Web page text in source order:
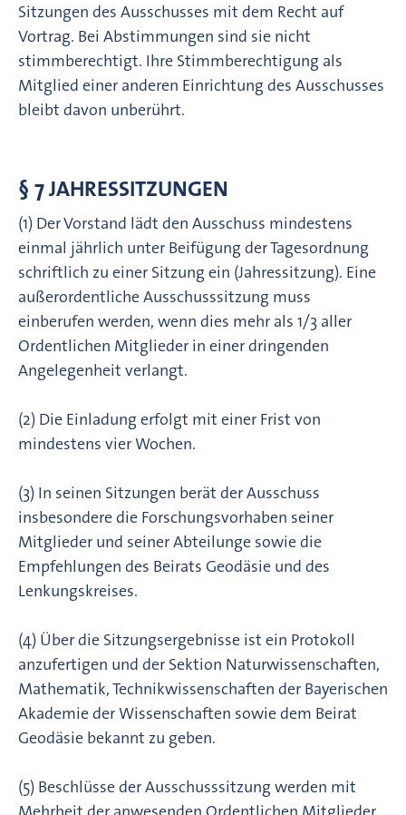
Sitzungen des Ausschusses mit dem Recht auf
Vortrag. Bei Abstimmungen sind sie nicht
stimmberechtigt. Ihre Stimmberechtigung als
Mitglied einer anderen Einrichtung des Ausschusses
bleibt davon unberührt.
§ 7 JAHRESSITZUNGEN
(1) Der Vorstand lädt den Ausschuss mindestens
einmal jährlich unter Beifügung der Tagesordnung
schriftlich zu einer Sitzung ein (Jahressitzung). Eine
außerordentliche Ausschusssitzung muss
einberufen werden, wenn dies mehr als 1/3 aller
Ordentlichen Mitglieder in einer dringenden
Angelegenheit verlangt.
(2) Die Einladung erfolgt mit einer Frist von
mindestens vier Wochen.
(3) In seinen Sitzungen berät der Ausschuss
insbesondere die Forschungsvorhaben seiner
Mitglieder und seiner Abteilunge sowie die
Empfehlungen des Beirats Geodäsie und des
Lenkungskreises.
(4) Über die Sitzungsergebnisse ist ein Protokoll
anzufertigen und der Sektion Naturwissenschaften,
Mathematik, Technikwissenschaften der Bayerischen
Akademie der Wissenschaften sowie dem Beirat
Geodäsie bekannt zu geben.
(5) Beschlüsse der Ausschusssitzung werden mit